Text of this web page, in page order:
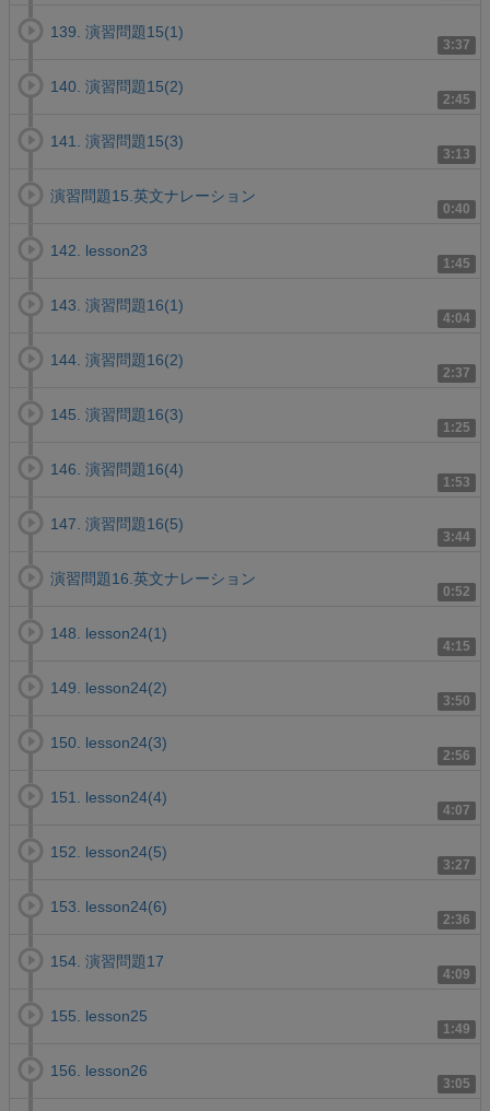
3:37
139. 演習問題15(1)
2:45
140. 演習問題15(2)
3:13
141. 演習問題15(3)
0:40
演習問題15.英文ナレーション
1:45
142. lesson23
4:04
143. 演習問題16(1)
2:37
144. 演習問題16(2)
1:25
145. 演習問題16(3)
1:53
146. 演習問題16(4)
3:44
147. 演習問題16(5)
0:52
演習問題16.英文ナレーション
4:15
148. lesson24(1)
3:50
149. lesson24(2)
2:56
150. lesson24(3)
4:07
151. lesson24(4)
3:27
152. lesson24(5)
2:36
153. lesson24(6)
4:09
154. 演習問題17
1:49
155. lesson25
3:05
156. lesson26